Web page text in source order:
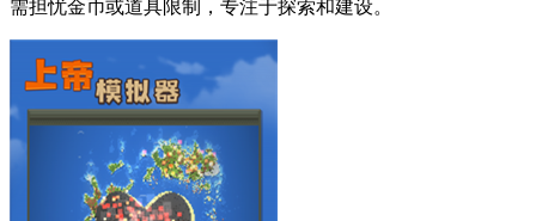
需担忧金币或道具限制，专注于探索和建设。